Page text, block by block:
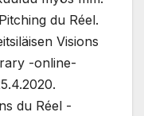
du Réel.
Visions
-online-
du Réel -